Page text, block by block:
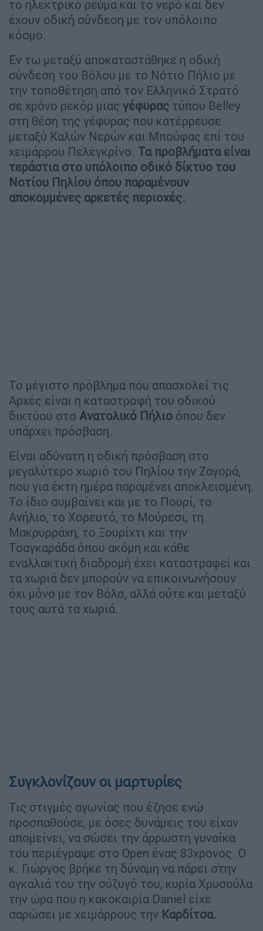
το ηλεκτρικό ρεύμα και το νερό και δεν
έχουν οδική σύνδεση με τον υπόλοιπο
κόσμο.
Εν τω μεταξύ αποκαταστάθηκε η οδική
σύνδεση του Βόλου με το Νότιο Πήλιο με
την τοποθέτηση από τον Ελληνικό Στρατό
σε χρόνο ρεκόρ μιας γέφυρας τύπου Belley
στη θέση της γέφυρας που κατέρρευσε
μεταξύ Καλών Νερών και Μπούφας επί του
χειμάρρου Πελεγκρίνο. Τα προβλήματα είναι
τεράστια στο υπόλοιπο οδικό δίκτυο του
Νοτίου Πηλίου όπου παραμένουν
αποκομμένες αρκετές περιοχές.
Το μέγιστο πρόβλημα που απασχολεί τις
Αρχές είναι η καταστροφή του οδικού
δικτύου στο Ανατολικό Πήλιο όπου δεν
υπάρχει πρόσβαση.
Είναι αδύνατη η οδική πρόσβαση στο
μεγαλύτερο χωριό του Πηλίου την Ζαγορά,
που για έκτη ημέρα παραμένει αποκλεισμένη.
Το ίδιο συμβαίνει και με το Πουρί, το
Ανήλιο, το Χορευτό, το Μούρεσι, τη
Μακρυρράχη, το Ξουρίχτι και την
Τσαγκαράδα όπου ακόμη και κάθε
εναλλακτική διαδρομή έχει καταστραφεί και
τα χωριά δεν μπορούν να επικοινωνήσουν
όχι μόνο με τον Βόλο, αλλά ούτε και μεταξύ
τους αυτά τα χωριά.
Συγκλονίζουν οι μαρτυρίες
Τις στιγμές αγωνίας που έζησε ενώ
προσπαθούσε, με όσες δυνάμεις του είχαν
απομείνει, να σώσει την άρρωστη γυναίκα
του περιέγραψε στο Open ένας 83χρονος. Ο
κ. Γιώργος βρήκε τη δύναμη να πάρει στην
αγκαλιά του την σύζυγό του, κυρία Χρυσούλα
την ώρα που η κακοκαιρία Daniel είχε
σαρώσει με χειμάρρους την Καρδίτσα.